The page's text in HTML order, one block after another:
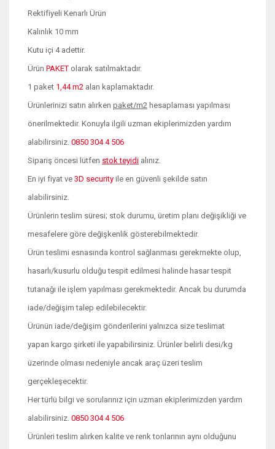
Rektifiyeli Kenarlı Ürün
Kalınlık 10 mm
Kutu içi 4 adettir.
Ürün PAKET olarak satılmaktadır.
1 paket 1,44 m2 alan kaplamaktadır.
Ürünlerinizi satın alırken paket/m2 hesaplaması yapılması
önerilmektedir. Konuyla ilgili uzman ekiplerimizden yardım
alabilirsiniz. 0850 304 4 506
Sipariş öncesi lütfen stok teyidi alınız.
En iyi fiyat ve 3D security ile en güvenli şekilde satın
alabilirsiniz.
Ürünlerin teslim süresi; stok durumu, üretim planı değişikliği ve
mesafelere göre değişkenlik gösterebilmektedir.
Ürün teslimi esnasında kontrol sağlanması gerekmekte olup,
hasarlı/kusurlu olduğu tespit edilmesi halinde hasar tespit
tutanağı ile işlem yapılması gerekmektedir. Ancak bu durumda
iade/değişim talep edilebilecektir.
Ürünün iade/değişim gönderilerini yalnızca size teslimat
yapan kargo şirketi ile yapabilirsiniz. Ürünler belirli desi/kg
üzerinde olması nedeniyle ancak araç üzeri teslim
gerçekleşecektir.
Her türlü bilgi ve sorularınız için uzman ekiplerimizden yardım
alabilirsiniz. 0850 304 4 506
Ürünleri teslim alırken kalite ve renk tonlarının aynı olduğunu